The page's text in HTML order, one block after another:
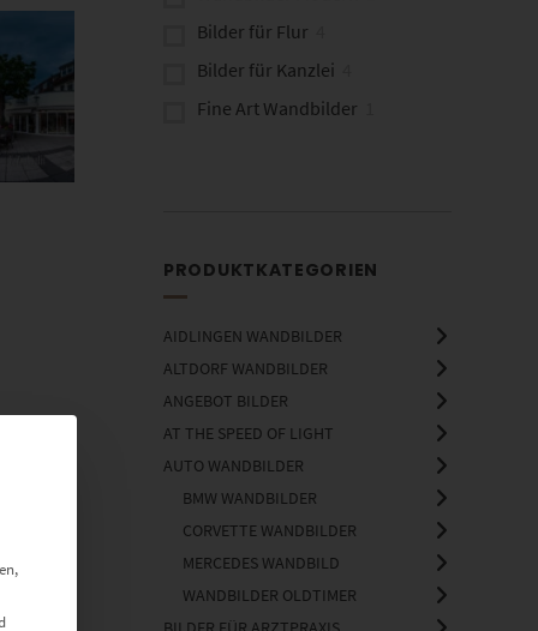
Bilder für Flur
Bilder für Kanzlei
Fine Art Wandbilder
PRODUKTKATEGORIEN
AIDLINGEN WANDBILDER
ALTDORF WANDBILDER
ANGEBOT BILDER
AT THE SPEED OF LIGHT
AUTO WANDBILDER
BMW WANDBILDER
CORVETTE WANDBILDER
MERCEDES WANDBILD
WANDBILDER OLDTIMER